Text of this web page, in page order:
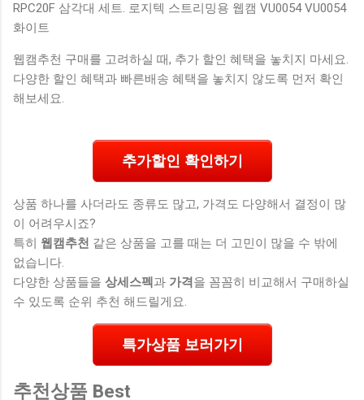
RPC20F 삼각대 세트. 로지텍 스트리밍용 웹캠 VU0054 VU0054
화이트
웹캠추천 구매를 고려하실 때, 추가 할인 혜택을 놓치지 마세요.
다양한 할인 혜택과 빠른배송 혜택을 놓치지 않도록 먼저 확인
해보세요.
추가할인 확인하기
상품 하나를 사더라도 종류도 많고, 가격도 다양해서 결정이 많
이 어려우시죠?
특히 웹캠추천 같은 상품을 고를 때는 더 고민이 많을 수 밖에
없습니다.
다양한 상품들을 상세스펙 과 가격 을 꼼꼼히 비교해서 구매하실
수 있도록 순위 추천 해드릴게요.
특가상품 보러가기
추천상품 Best